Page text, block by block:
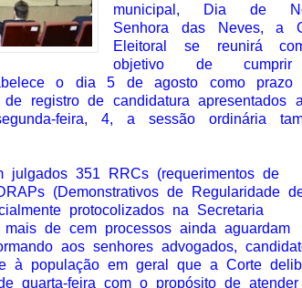
municipal, Dia de
Senhora das Neves, a
Eleitoral se reunirá
objetivo de
o dia 5 de agosto como prazo
registro de candidatura apresentados
feira, 4, a sessão ordinária
julgados 351 RRCs (requerimentos de
(Demonstrativos de Regularidade
protocolizados na Secretaria
de cem processos ainda aguardam
aos senhores advogados,
à população em geral que a Corte
quarta-feira com o propósito de